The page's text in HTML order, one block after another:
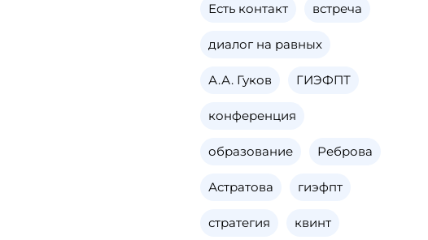
Есть контакт встреча
диалог на равных
А.А. Гуков ГИЭФПТ
конференция
образование Реброва
Астратова гиэфпт
стратегия квинт